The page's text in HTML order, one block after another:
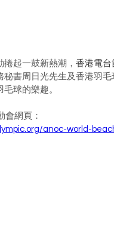
起一鼓新熱潮， 香港電台
秘書周日光先生及香港羽
球的樂趣。
會網頁：
anoc-world-